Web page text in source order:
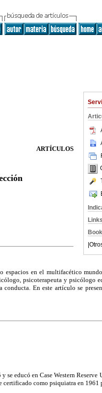
ARTÍCULOS
espacios en el multifacético
psicoterapeuta y psicólogo
En este artículo se
se educó en Case Western
como psiquiatra en 1961